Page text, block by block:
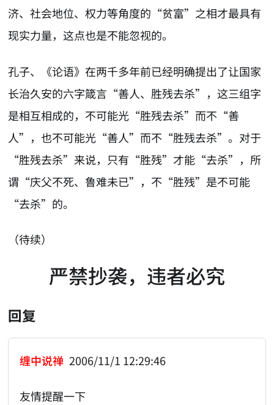
济、社会地位、权力等角度的“贫富”之相才最具有
现实力量，这点也是不能忽视的。
孔子、《论语》在两千多年前已经明确提出了让国家
长治久安的六字箴言“善人、胜残去杀”，这三组字
是相互相成的，不可能光“胜残去杀”而不“善
人”，也不可能光“善人”而不“胜残去杀”。对于
“胜残去杀”来说，只有“胜残”才能“去杀”，所
谓“庆父不死、鲁难未已”，不“胜残”是不可能
“去杀”的。
（待续）
严禁抄袭，违者必究
回复
缠中说禅 2006/11/1 12:29:46
友情提醒一下